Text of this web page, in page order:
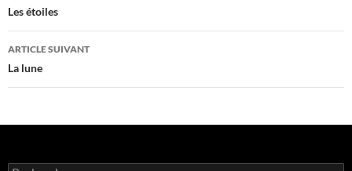
des
articles
Les étoiles
ARTICLE SUIVANT
La lune